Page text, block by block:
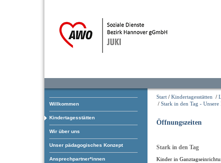
Willkommen
Kindertagesstätten
Wir über uns
Unser pädagogisches Konzept
Ansprechpartner*innen
Start / Kindertagesstätten /
/ Stark in den Tag - Unsere
Öffnungszeiten
Stark in den Tag
Kinder in